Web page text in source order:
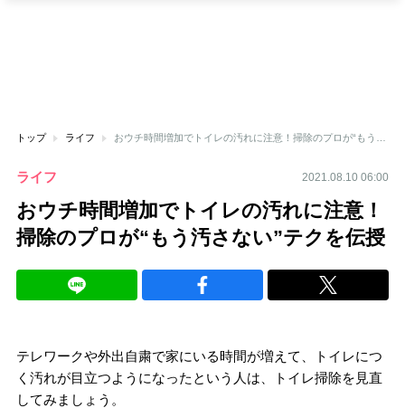
トップ ライフ
ライフ 2021.08.10 06:00
おウチ時間増加でトイレの汚れに注意！
掃除のプロが“もう汚さない”テクを伝授
テレワークや外出自粛で家にいる時間が増えて、トイレにつ
く汚れが目立つようになったという人は、トイレ掃除を見直
してみましょう。